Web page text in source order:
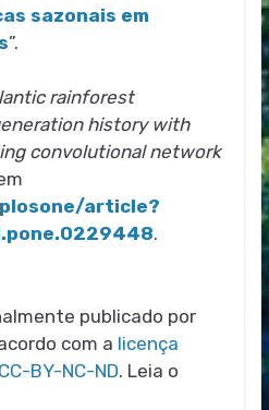
sazonais em
”.
rainforest
history with
convolutional network
article?
.
publicado por
com a licença
BY-NC-ND. Leia o